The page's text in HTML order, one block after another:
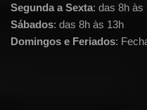
Segunda a Sexta: das 8h às
Sábados: das 8h às 13h
Domingos e Feriados: